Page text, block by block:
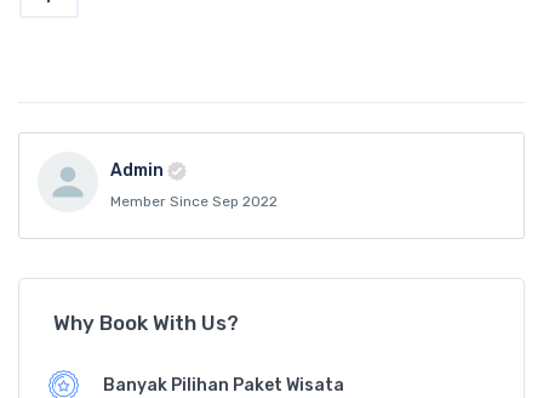
Admin
Member Since Sep 2022
Why Book With Us?
Banyak Pilihan Paket Wisata